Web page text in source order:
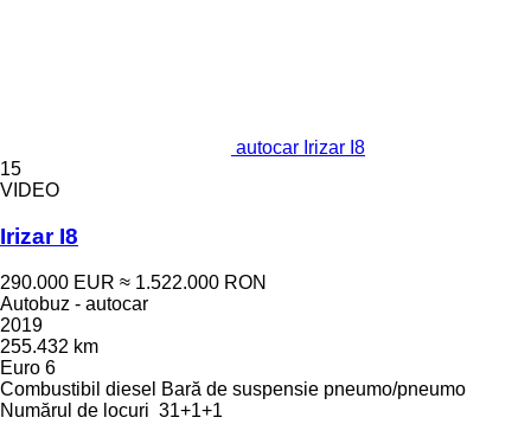
autocar Irizar I8
15
VIDEO
Irizar I8
290.000 EUR ≈ 1.522.000 RON
Autobuz - autocar
2019
255.432 km
Euro 6
Combustibil diesel Bară de suspensie pneumo/pneumo
Numărul de locuri 31+1+1